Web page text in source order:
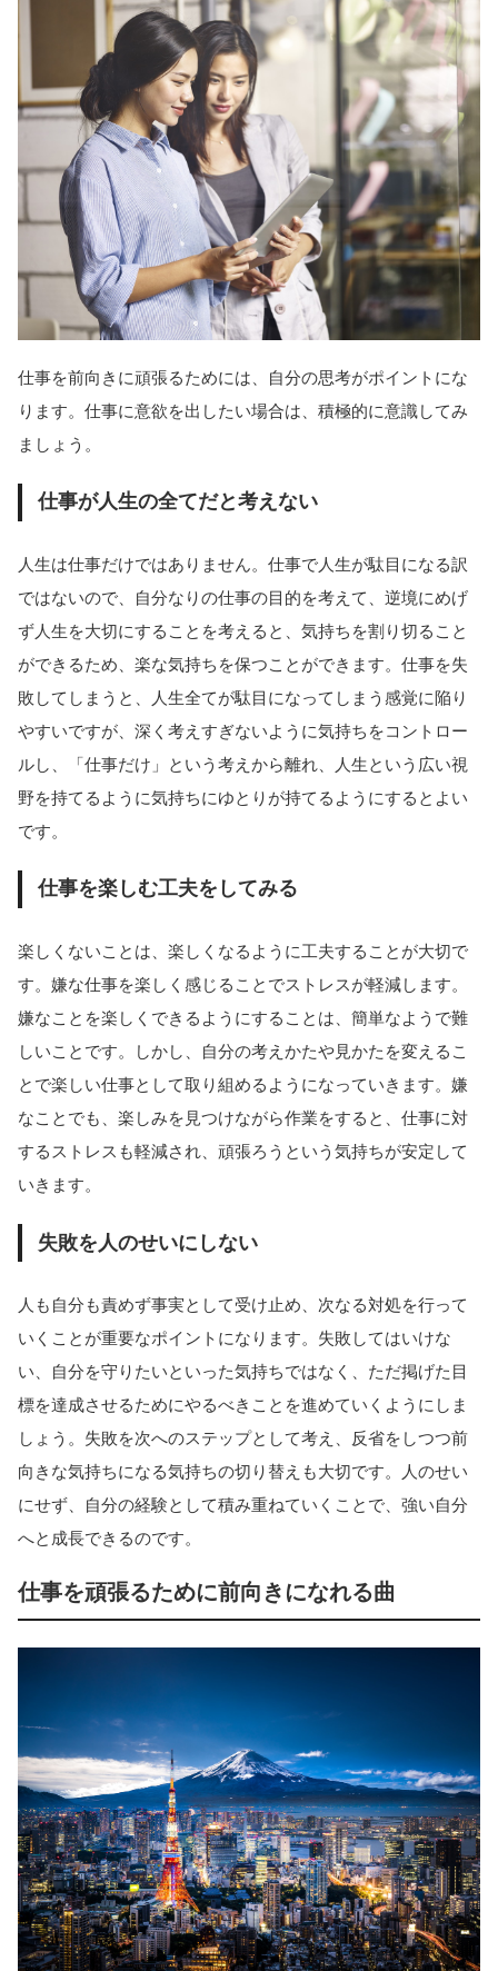
仕事を前向きに頑張るためには、自分の思考がポイントにな
ります。仕事に意欲を出したい場合は、積極的に意識してみ
ましょう。
仕事が人生の全てだと考えない
人生は仕事だけではありません。仕事で人生が駄目になる訳
ではないので、自分なりの仕事の目的を考えて、逆境にめげ
ず人生を大切にすることを考えると、気持ちを割り切ること
ができるため、楽な気持ちを保つことができます。仕事を失
敗してしまうと、人生全てが駄目になってしまう感覚に陥り
やすいですが、深く考えすぎないように気持ちをコントロー
ルし、「仕事だけ」という考えから離れ、人生という広い視
野を持てるように気持ちにゆとりが持てるようにするとよい
です。
仕事を楽しむ工夫をしてみる
楽しくないことは、楽しくなるように工夫することが大切で
す。嫌な仕事を楽しく感じることでストレスが軽減します。
嫌なことを楽しくできるようにすることは、簡単なようで難
しいことです。しかし、自分の考えかたや見かたを変えるこ
とで楽しい仕事として取り組めるようになっていきます。嫌
なことでも、楽しみを見つけながら作業をすると、仕事に対
するストレスも軽減され、頑張ろうという気持ちが安定して
いきます。
失敗を人のせいにしない
人も自分も責めず事実として受け止め、次なる対処を行って
いくことが重要なポイントになります。失敗してはいけな
い、自分を守りたいといった気持ちではなく、ただ掲げた目
標を達成させるためにやるべきことを進めていくようにしま
しょう。失敗を次へのステップとして考え、反省をしつつ前
向きな気持ちになる気持ちの切り替えも大切です。人のせい
にせず、自分の経験として積み重ねていくことで、強い自分
へと成長できるのです。
仕事を頑張るために前向きになれる曲